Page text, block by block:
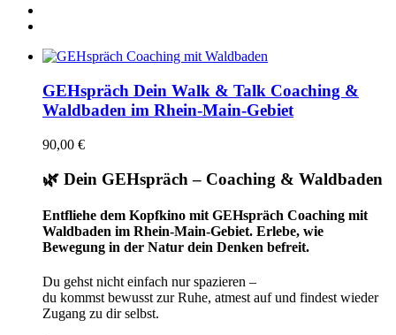
GEHspräch Dein Walk & Talk Coaching &
Waldbaden im Rhein-Main-Gebiet
90,00 €
🌿 Dein GEHspräch – Coaching & Waldbaden
Entfliehe dem Kopfkino mit GEHspräch Coaching mit
Waldbaden im Rhein-Main-Gebiet. Erlebe, wie
Bewegung in der Natur dein Denken befreit.
Du gehst nicht einfach nur spazieren –
du kommst bewusst zur Ruhe, atmest auf und findest wieder
Zugang zu dir selbst.